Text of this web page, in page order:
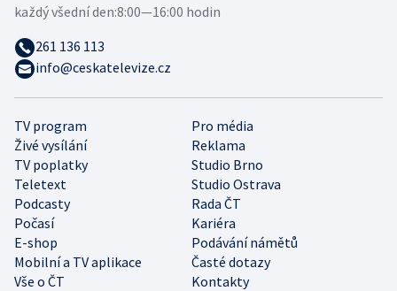
TV program
Pro média
Živé vysílání
Reklama
TV poplatky
Studio Brno
Teletext
Studio Ostrava
Podcasty
Rada ČT
Počasí
Kariéra
E-shop
Podávání námětů
Mobilní a TV aplikace
Časté dotazy
Vše o ČT
Kontakty
každý všední den:8:00—16:00 hodin
261 136 113
info@ceskatelevize.cz